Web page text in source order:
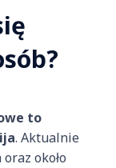
to
. Aktualnie
około